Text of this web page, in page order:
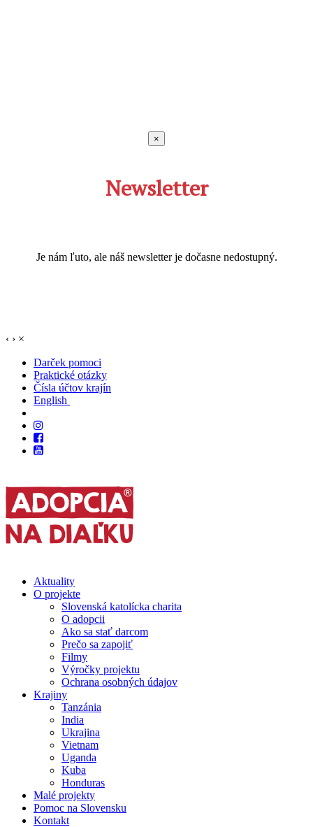
×
Newsletter
Je nám ľuto, ale náš newsletter je dočasne nedostupný.
‹ › ×
Darček pomoci
Praktické otázky
Čísla účtov krajín
English
Aktuality
O projekte
Slovenská katolícka charita
O adopcii
Ako sa stať darcom
Prečo sa zapojiť
Filmy
Výročky projektu
Ochrana osobných údajov
Krajiny
Tanzánia
India
Ukrajina
Vietnam
Uganda
Kuba
Honduras
Malé projekty
Pomoc na Slovensku
Kontakt